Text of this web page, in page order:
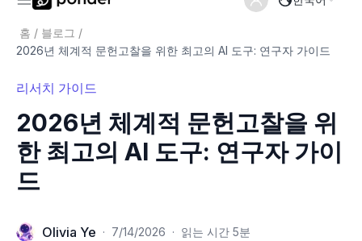
홈 / 블로그 /
2026년 체계적 문헌고찰을 위한 최고의 AI 도구: 연구자 가이드
리서치 가이드
2026년 체계적 문헌고찰을 위
한 최고의 AI 도구: 연구자 가이
드
Olivia Ye · 7/14/2026 · 읽는 시간 5분